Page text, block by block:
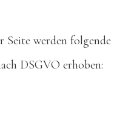
Seite werden folgende
DSGVO erhoben: